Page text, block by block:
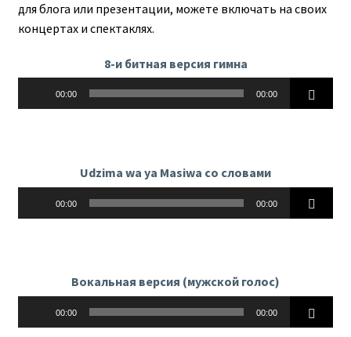
для блога или презентации, можете включать на своих
концертах и спектаклях.
8-и битная версия гимна
00:00 00:00
Udzima wa ya Masiwa со словами
00:00 00:00
Вокальная версия (мужской голос)
00:00 00:00